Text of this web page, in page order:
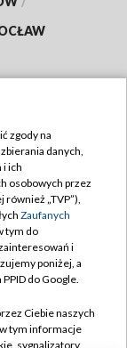
zgody na
danych,
i ich
osobowych przez
również „TVP”),
Zaufanych
tym do
i
poniżej, a
do Google.
Ciebie naszych
tym informacje
sygnalizatory